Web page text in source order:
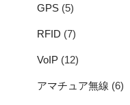
GPS (5)
RFID (7)
VoIP (12)
アマチュア無線 (6)